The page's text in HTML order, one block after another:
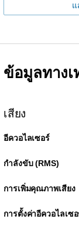
ข้อมูลทาง
เสียง
อีควอไลเซอร์
กำลังขับ (RMS)
การเพิ่มคุณภาพเสียง
การตั้งค่าอีควอไลเซ